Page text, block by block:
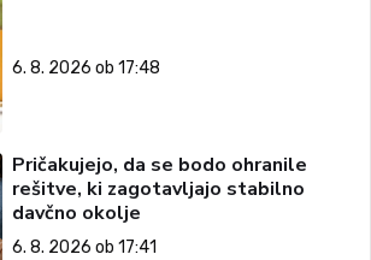
6. 8. 2026 ob 17:48
Pričakujejo, da se bodo ohranile
rešitve, ki zagotavljajo stabilno
davčno okolje
6. 8. 2026 ob 17:41